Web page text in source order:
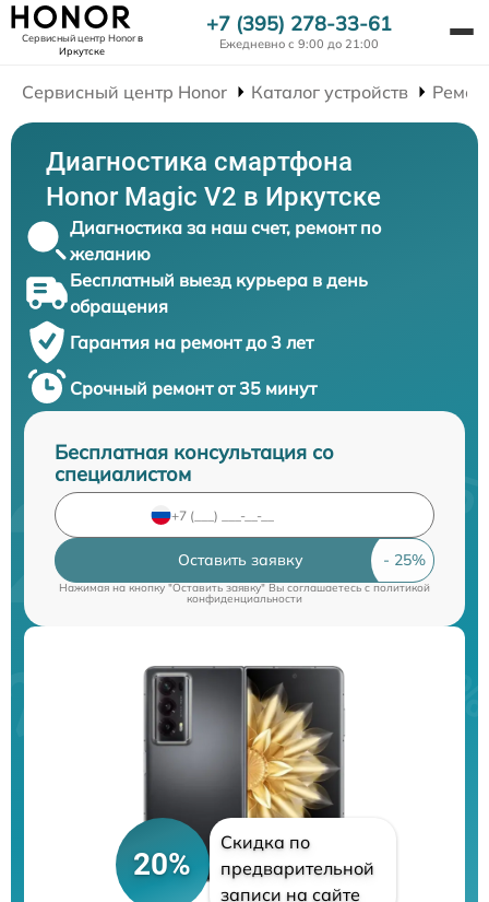
Сервисный центр Honorв
Иркутске
+7 (395) 278-33-61
Ежедневно с 9:00 до 21:00
Сервисный центр Honor Каталог устройств
Диагностика смартфона
Honor Magic V2 в Иркутске
Диагностика за наш счет, ремонт по
желанию
Бесплатный выезд курьера в день
обращения
Гарантия на ремонт до 3 лет
Срочный ремонт от 35 минут
Бесплатная консультация со
специалистом
Оставить заявку
Нажимая на кнопку "Оставить заявку" Вы соглашаетесь cполитикой
конфиденциальности
20%
Скидка по
предварительной
записи на сайте